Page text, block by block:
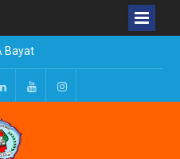
Bayat
LinkedInYoutubeInstagram